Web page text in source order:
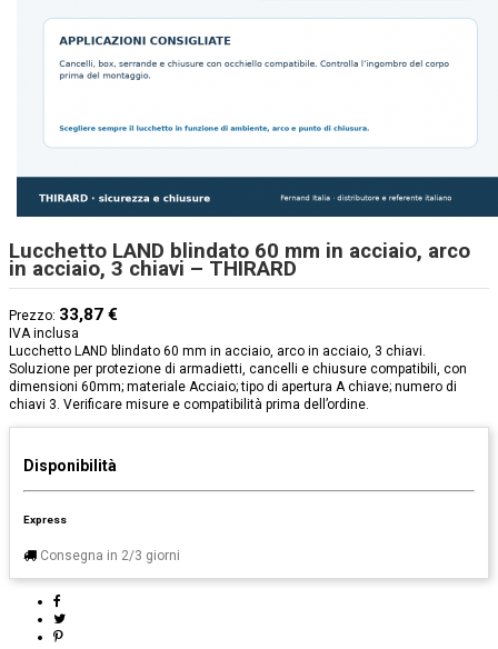
Lucchetto LAND blindato 60 mm in acciaio, arco
in acciaio, 3 chiavi – THIRARD
Prezzo: 33,87 €
IVA inclusa
Lucchetto LAND blindato 60 mm in acciaio, arco in acciaio, 3 chiavi.
Soluzione per protezione di armadietti, cancelli e chiusure compatibili, con
dimensioni 60mm; materiale Acciaio; tipo di apertura A chiave; numero di
chiavi 3. Verificare misure e compatibilità prima dell’ordine.
Disponibilità
Express
Consegna in 2/3 giorni